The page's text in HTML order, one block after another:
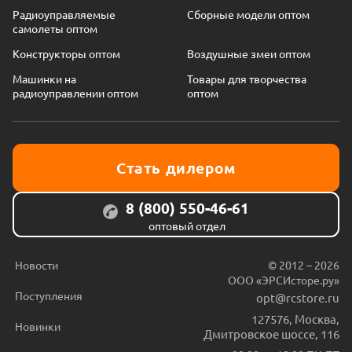
Радиоуправляемые
самолеты оптом
Сборные модели оптом
Конструкторы оптом
Воздушные змеи оптом
Машинки на
радиоуправлении оптом
Товары для творчества
оптом
Стать дилером
8 (800) 550-46-61
оптовый отдел
Новости
Поступления
Новинки
© 2012 – 2026
ООО «ЭРСИсторе.ру»
opt@rcstore.ru
127576 Москва
Дмитровское шоссе, 116